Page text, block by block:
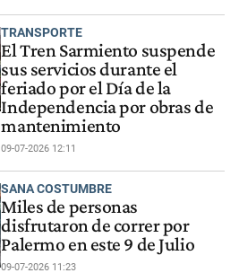
TRANSPORTE
El Tren Sarmiento suspende
sus servicios durante el
feriado por el Día de la
Independencia por obras de
mantenimiento
09-07-2026 12:11
SANA COSTUMBRE
Miles de personas
disfrutaron de correr por
Palermo en este 9 de Julio
09-07-2026 11:23